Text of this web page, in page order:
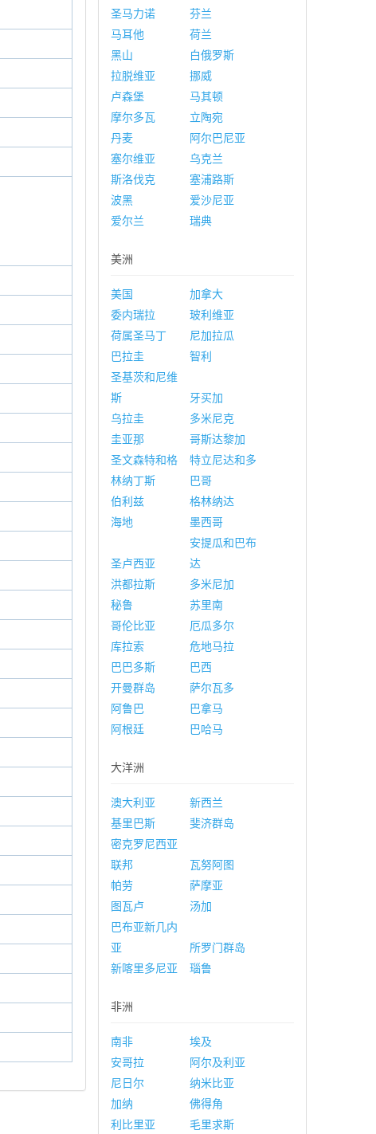
圣马力诺
芬兰
马耳他
荷兰
黑山
白俄罗斯
拉脱维亚
挪威
卢森堡
马其顿
摩尔多瓦
立陶宛
丹麦
阿尔巴尼亚
塞尔维亚
乌克兰
斯洛伐克
塞浦路斯
波黑
爱沙尼亚
爱尔兰
瑞典
美洲
美国
加拿大
委内瑞拉
玻利维亚
荷属圣马丁
尼加拉瓜
巴拉圭
智利
圣基茨和尼维
斯
牙买加
乌拉圭
多米尼克
圭亚那
哥斯达黎加
圣文森特和格
林纳丁斯
特立尼达和多
巴哥
伯利兹
格林纳达
海地
墨西哥
圣卢西亚
安提瓜和巴布
达
洪都拉斯
多米尼加
秘鲁
苏里南
哥伦比亚
厄瓜多尔
库拉索
危地马拉
巴巴多斯
巴西
开曼群岛
萨尔瓦多
阿鲁巴
巴拿马
阿根廷
巴哈马
大洋洲
澳大利亚
新西兰
基里巴斯
斐济群岛
密克罗尼西亚
联邦
瓦努阿图
帕劳
萨摩亚
图瓦卢
汤加
巴布亚新几内
亚
所罗门群岛
新喀里多尼亚
瑙鲁
非洲
南非
埃及
安哥拉
阿尔及利亚
尼日尔
纳米比亚
加纳
佛得角
利比里亚
毛里求斯